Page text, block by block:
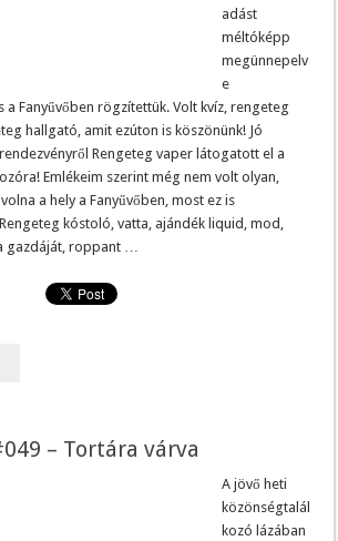
adást
méltóképp
megünnepelv
e
a Fanyűvőben rögzítettük. Volt kvíz, rengeteg
hallgató, amit ezúton is köszönünk! Jó
Rengeteg vaper látogatott el a
Emlékeim szerint még nem volt olyan,
a hely a Fanyűvőben, most ez is
kóstoló, vatta, ajándék liquid, mod,
gazdáját, roppant …
– Tortára várva
A jövő heti
közönségtalál
kozó lázában